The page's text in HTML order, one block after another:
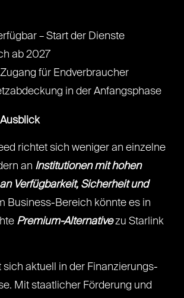
– Start der Dienste
ab 2027
für Endverbraucher
in der Anfangsphase
richtet sich weniger an einzelne
an Institutionen mit hohen
Verfügbarkeit, Sicherheit und
Business-Bereich könnte es in
Premium-Alternativezu Starlink
sich aktuell in der Finanzierungs-
Mit staatlicher Förderung und